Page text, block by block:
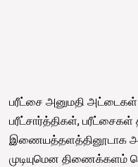
பரீட்சை அனுமதி
பரீட்சார்த்திகள்,
இணையத்தளத்தினூடாக
முடியுமென திணைக்களம்